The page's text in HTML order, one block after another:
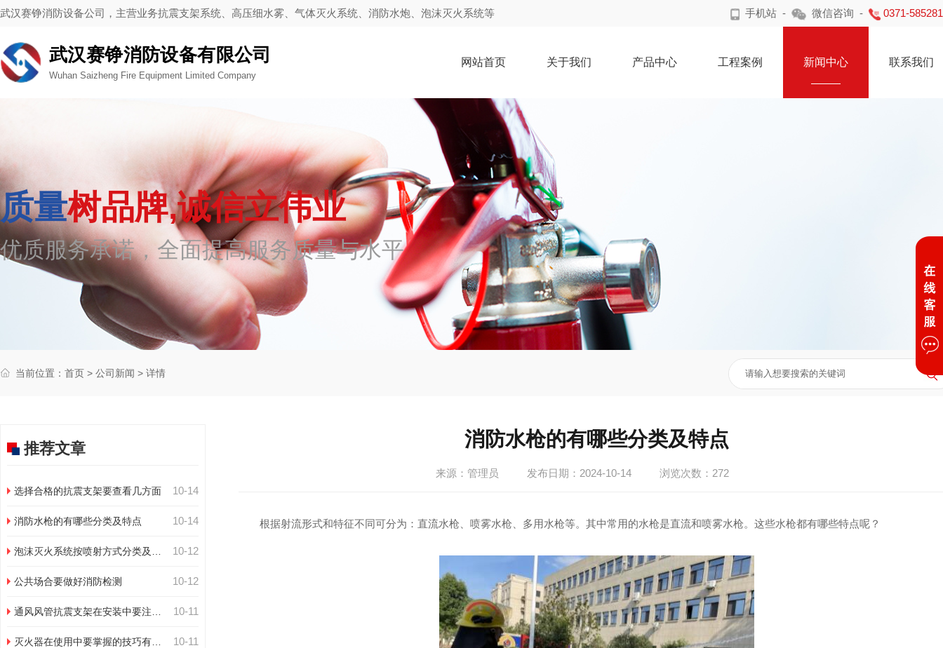
武汉赛铮消防设备公司，主营业务抗震支架系统、高压细水雾、气体灭火系统、消防水炮、泡沫灭火系统等 手机站- 微信咨询 - 0371-
武汉赛铮消防设备有限公司
Wuhan Saizheng Fire Equipment Limited Company
网站首页 关于我们 产品中心 工程案例 新闻中心 联系我们
质量树品牌,诚信立伟业
优质服务承诺，全面提高服务质量与水平
当前位置： 首页 > 公司新闻 > 详情
推荐文章
选择合格的抗震支架要查看几方面 10-14
消防水枪的有哪些分类及特点 10-14
泡沫灭火系统按喷射方式分类及特
10-12
公共场合要做好消防检测 10-12
通风风管抗震支架在安装中要注意
10-11
灭火器在使用中要掌握的技巧有哪
10-11
消防水枪的有哪些分类及特点
来源：管理员 发布日期：2024-10-14 浏览次数： 272
根据射流形式和特征不同可分为：直流水枪、喷雾水枪、多用水枪等。其中常用的水枪是直流和喷雾水枪。这些水枪都有哪些特点呢？